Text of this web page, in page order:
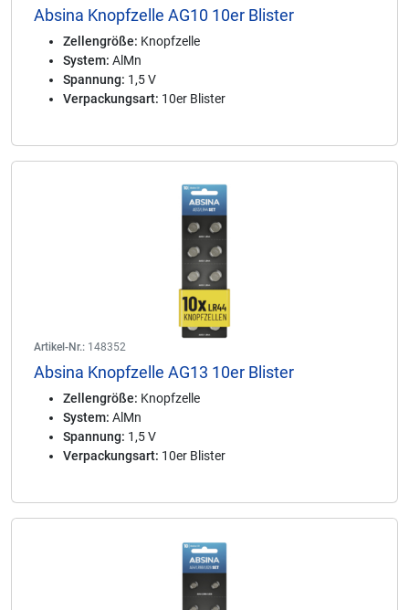
Absina Knopfzelle AG10 10er Blister
Zellengröße: Knopfzelle
System: AlMn
Spannung: 1,5 V
Verpackungsart: 10er Blister
Artikel-Nr.: 148352
Absina Knopfzelle AG13 10er Blister
Zellengröße: Knopfzelle
System: AlMn
Spannung: 1,5 V
Verpackungsart: 10er Blister